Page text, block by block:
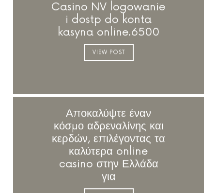
Casino NV logowanie
i dostp do konta
kasyna online.6500
VIEW POST
Αποκαλύψτε έναν
κόσμο αδρεναλίνης και
κερδών, επιλέγοντας τα
καλύτερα online
casino στην Ελλάδα
για